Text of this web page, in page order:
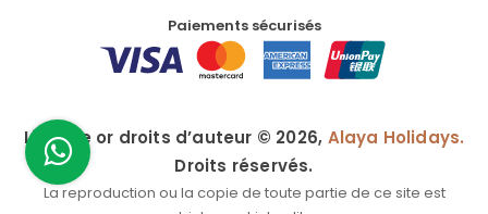
Paiements sécurisés
Licence or droits d’auteur © 2026, Alaya Holidays.
Droits réservés.
La reproduction ou la copie de toute partie de ce site est